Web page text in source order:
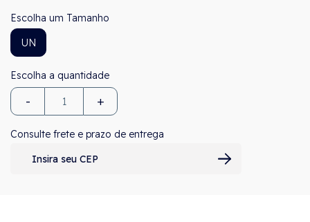
Tamanho
UN
- +
Consulte frete e prazo de entrega